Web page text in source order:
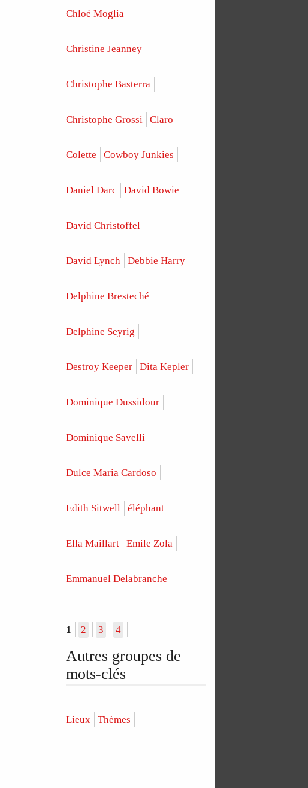
Chloé Moglia
Christine Jeanney
Christophe Basterra
Christophe Grossi Claro
Colette Cowboy Junkies
Daniel Darc David Bowie
David Christoffel
David Lynch Debbie Harry
Delphine Bresteché
Delphine Seyrig
Destroy Keeper Dita Kepler
Dominique Dussidour
Dominique Savelli
Dulce Maria Cardoso
Edith Sitwell éléphant
Ella Maillart Emile Zola
Emmanuel Delabranche
1 2 3 4
Autres groupes de
mots-clés
Lieux Thèmes